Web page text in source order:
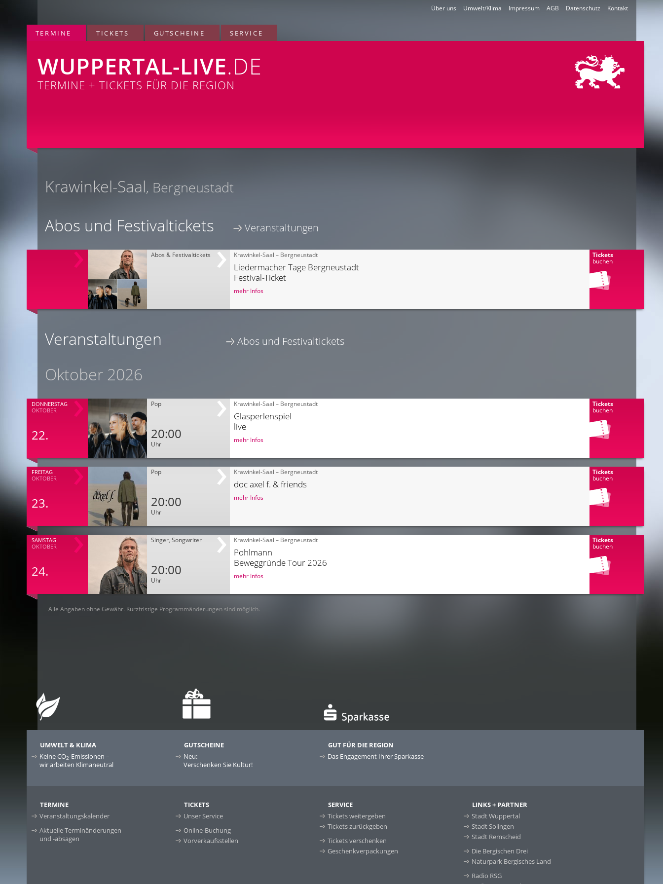
Kontakt
Datenschutz
AGB
Impressum
Umwelt/Klima
Über uns
TERMINE TICKETS GUTSCHEINE SERVICE
WUPPERTAL-LIVE.DE
TERMINE + TICKETS FÜR DIE REGION
Krawinkel-Saal, Bergneustadt
Abos und Festivaltickets Veranstaltungen
Abos & Festivaltickets Tickets
buchen
Krawinkel-Saal – Bergneustadt
Liedermacher Tage Bergneustadt
Festival-Ticket
mehr Infos
Veranstaltungen Abos und Festivaltickets
Oktober 2026
DONNERSTAG
OKTOBER
22.
Pop
20:00
Uhr
Tickets
buchen
Krawinkel-Saal – Bergneustadt
Glasperlenspiel
live
mehr Infos
FREITAG
OKTOBER
23.
Pop
20:00
Uhr
Tickets
buchen
Krawinkel-Saal – Bergneustadt
doc axel f. & friends
mehr Infos
SAMSTAG
OKTOBER
24.
Singer, Songwriter
20:00
Uhr
Tickets
buchen
Krawinkel-Saal – Bergneustadt
Pohlmann
Beweggründe Tour 2026
mehr Infos
Alle Angaben ohne Gewähr. Kurzfristige Programmänderungen sind möglich.
UMWELT & KLIMA
Keine CO2-Emissionen –
wir arbeiten Klimaneutral
GUTSCHEINE
Neu:
Verschenken Sie Kultur!
GUT FÜR DIE REGION
Das Engagement Ihrer Sparkasse
TERMINE
Veranstaltungskalender
Aktuelle Terminänderungen
und -absagen
TICKETS
Unser Service
Online-Buchung
Vorverkaufsstellen
SERVICE
Tickets weitergeben
Tickets zurückgeben
Tickets verschenken
Geschenkverpackungen
LINKS + PARTNER
Stadt Wuppertal
Stadt Solingen
Stadt Remscheid
Die Bergischen Drei
Naturpark Bergisches Land
Radio RSG